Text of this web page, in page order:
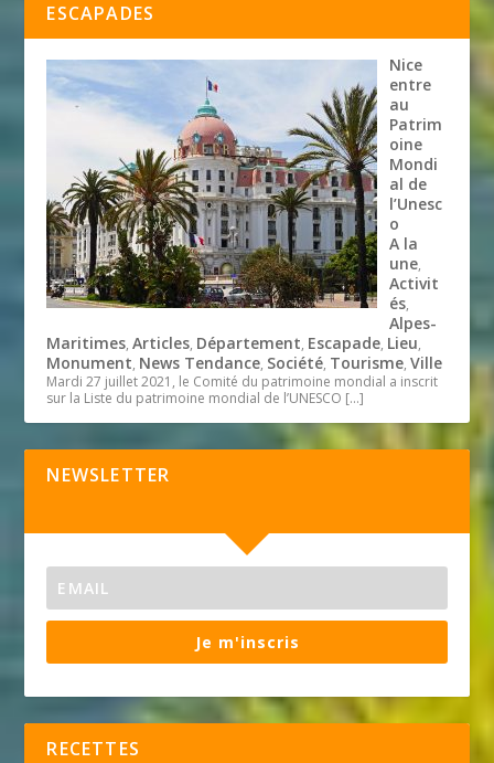
ESCAPADES
Nice
entre
au
Patrim
oine
Mondi
al de
l’Unesc
o
A la
une,
Activit
és,
Alpes-
Maritimes,Articles, Département, Escapade, Lieu,
Monument, News Tendance, Société, Tourisme,Ville
Mardi 27 juillet 2021, le Comité du patrimoine mondial a inscrit
sur la Liste du patrimoine mondial de l’UNESCO […]
NEWSLETTER
Je m'inscris
RECETTES